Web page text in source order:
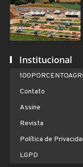
Institucional
Contato
Assine
Revista
Política de
LGPD